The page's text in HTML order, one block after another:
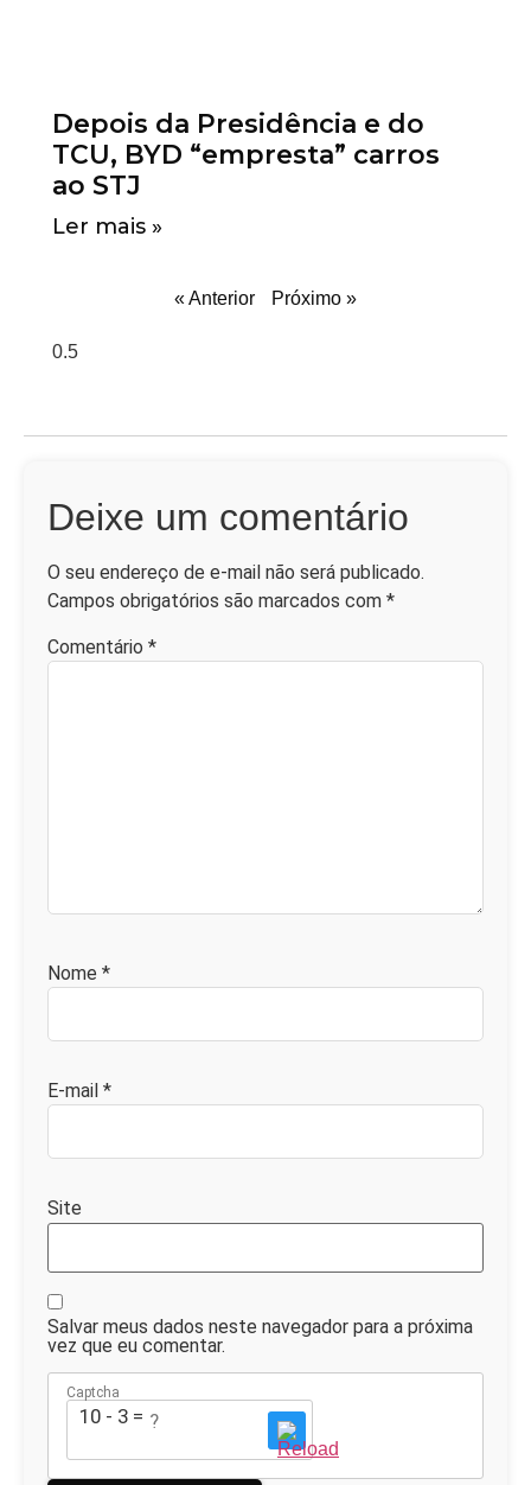
Depois da Presidência e do
TCU, BYD “empresta” carros
ao STJ
Ler mais »
« Anterior Próximo »
Deixe um comentário
O seu endereço de e-mail não será publicado.
Campos obrigatórios são marcados com *
Comentário *
Nome *
E-mail *
Site
Salvar meus dados neste navegador para a próxima
vez que eu comentar.
Captcha
10 - 3 = ?